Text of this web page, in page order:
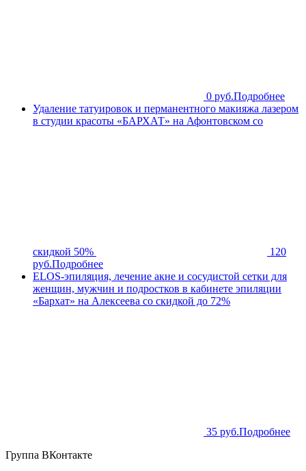
0 руб.Подробнее
Удаление татуировок и перманентного макияжа лазером
в студии красоты «БАРХАТ» на Афонтовском со
скидкой 50%
120
руб.Подробнее
ELOS-эпиляция, лечение акне и сосудистой сетки для
женщин, мужчин и подростков в кабинете эпиляции
«Бархат» на Алексеева со скидкой до 72%
35 руб.Подробнее
Группа ВКонтакте